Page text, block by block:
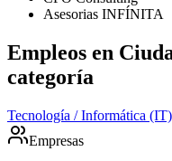
Asesorias INFÍNITA
Empleos en
categoría
Tecnología / Informática (IT)
Empresas